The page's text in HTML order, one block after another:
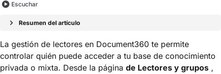
Escuchar
Resumen del artículo
La gestión de lectores en Document360 te permite
controlar quién puede acceder a tu base de conocimiento
privada o mixta. Desde la página de Lectores y grupos ,